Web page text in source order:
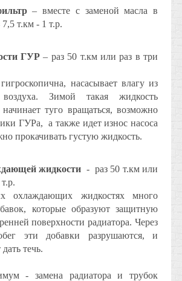
– вместе с заменой масла в
7,5 т.км - 1 т.р.
ГУР – раз 50 т.км или раз в три
насасывает влагу из
Зимой такая жидкость
начинает туго вращаться, возможно
ГУРа, а также идет износ насоса
прокачивать густую жидкость.
жидкости - раз 50 т.км или
охлаждающих жидкостях много
которые образуют защитную
поверхности радиатора. Через
эти добавки разрушаются, и
течь.
- замена радиатора и трубок